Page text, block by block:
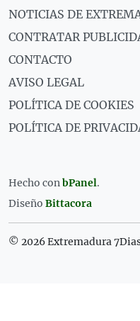
NOTICIAS DE
CONTRATAR
CONTACTO
AVISO LEGAL
POLÍTICA DE COOKIES
POLÍTICA DE
Hecho conbPanel.
Diseño Bittacora
© 2026 Extremadura